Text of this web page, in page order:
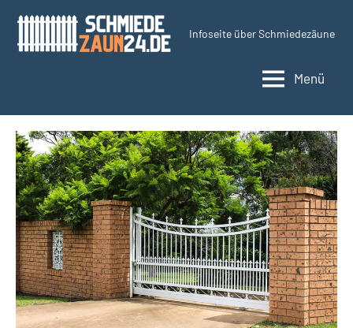
springen
Infoseite über Schmiedezäune
Menü